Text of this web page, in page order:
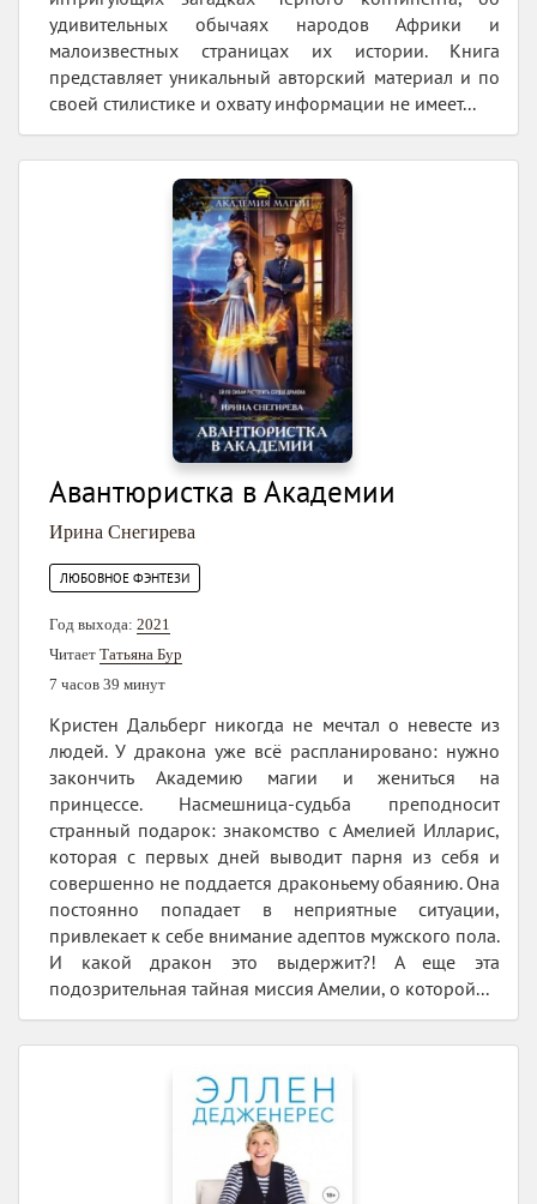
удивительных обычаях народов Африки и
малоизвестных страницах их истории. Книга
представляет уникальный авторский материал и по
своей стилистике и охвату информации не имеет...
Авантюристка в Академии
Ирина Снегирева
ЛЮБОВНОЕ ФЭНТЕЗИ
Год выхода: 2021
Читает Татьяна Бур
7 часов 39 минут
Кристен Дальберг никогда не мечтал о невесте из
людей. У дракона уже всё распланировано: нужно
закончить Академию магии и жениться на
принцессе. Насмешница-судьба преподносит
странный подарок: знакомство с Амелией Илларис,
которая с первых дней выводит парня из себя и
совершенно не поддается драконьему обаянию. Она
постоянно попадает в неприятные ситуации,
привлекает к себе внимание адептов мужского пола.
И какой дракон это выдержит?! А еще эта
подозрительная тайная миссия Амелии, о которой...